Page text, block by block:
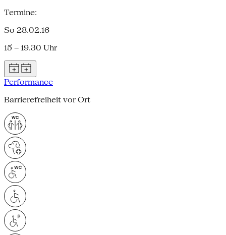
Termine:
So 28.02.16
15 – 19.30 Uhr
Performance
Barrierefreiheit vor Ort